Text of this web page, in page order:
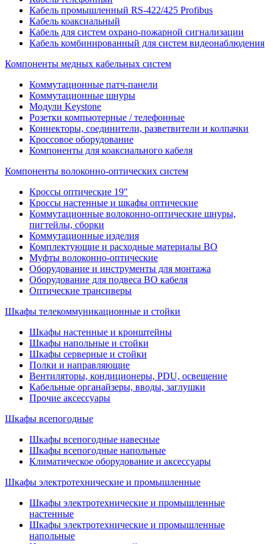
Кабель промышленный RS-422/425 Profibus
Кабель коаксиальный
Кабель для систем охрано-пожарной сигнализации
Кабель комбинированный для систем видеонаблюдения
Компоненты медных кабельных систем
Коммутационные патч-панели
Коммутационные шнуры
Модули Keystone
Розетки компьютерные / телефонные
Коннекторы, соединители, разветвители и колпачки
Кроссовое оборудование
Компоненты для коаксиального кабеля
Компоненты волоконно-оптических систем
Кроссы оптические 19"
Кроссы настенные и шкафы оптические
Коммутационные волоконно-оптические шнуры,
пигтейлы, сборки
Коммутационные изделия
Комплектующие и расходные материалы ВО
Муфты волоконно-оптические
Оборудование и инструменты для монтажа
Оборудование для подвеса ВО кабеля
Оптические трансиверы
Шкафы телекоммуникационные и стойки
Шкафы настенные и кронштейны
Шкафы напольные и стойки
Шкафы серверные и стойки
Полки и направляющие
Вентиляторы, кондиционеры, PDU, освещение
Кабельные органайзеры, вводы, заглушки
Прочие аксеcсуары
Шкафы всепогодные
Шкафы всепогодные навесные
Шкафы всепогодные напольные
Климатическое оборудование и аксессуары
Шкафы электротехнические и промышленные
Шкафы электротехнические и промышленные
настенные
Шкафы электротехнические и промышленные
напольные